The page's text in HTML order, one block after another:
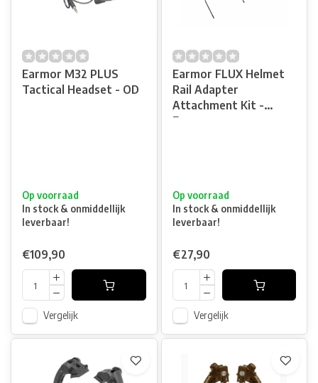
Earmor M32 PLUS
Tactical Headset - OD
Op voorraad
In stock & onmiddellijk
leverbaar!
€109,90
Vergelijk
Earmor FLUX Helmet
Rail Adapter
Attachment Kit -
Earmor
Op voorraad
In stock & onmiddellijk
leverbaar!
€27,90
Vergelijk